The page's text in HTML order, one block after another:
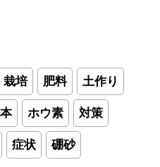
栽培 肥料 土作り
ホウ素 対策
症状 硼砂